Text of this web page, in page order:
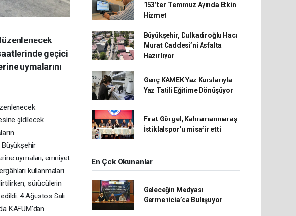
geçici
uymalarını
gidilecek.
uymaları, emniyet
kullanmaları
sürücülerin
4 Ağustos Salı
KAFUM’dan
153’ten Temmuz Ayında Etkin
Hizmet
Büyükşehir, Dulkadiroğlu Hacı
Murat Caddesi’ni Asfalta
Hazırlıyor
Genç KAMEK Yaz Kurslarıyla
Yaz Tatili Eğitime Dönüşüyor
Fırat Görgel, Kahramanmaraş
İstiklalspor’u misafir etti
En Çok Okunanlar
Geleceğin Medyası
Germenicia’da Buluşuyor